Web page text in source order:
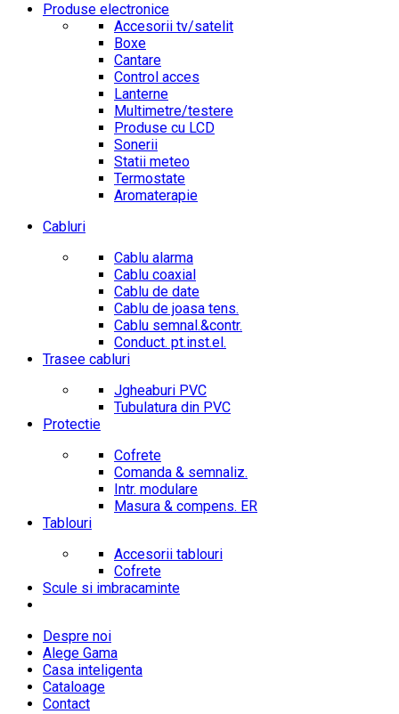
Produse electronice
Accesorii tv/satelit
Boxe
Cantare
Control acces
Lanterne
Multimetre/testere
Produse cu LCD
Sonerii
Statii meteo
Termostate
Aromaterapie
Cabluri
Cablu alarma
Cablu coaxial
Cablu de date
Cablu de joasa tens.
Cablu semnal.&contr.
Conduct. pt.inst.el.
Trasee cabluri
Jgheaburi PVC
Tubulatura din PVC
Protectie
Cofrete
Comanda & semnaliz.
Intr. modulare
Masura & compens. ER
Tablouri
Accesorii tablouri
Cofrete
Scule si imbracaminte
Despre noi
Alege Gama
Casa inteligenta
Cataloage
Contact